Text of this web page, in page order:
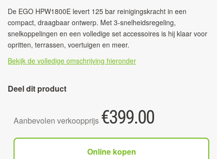
De EGO HPW1800E levert 125 bar reinigingskracht in een
compact, draagbaar ontwerp. Met 3-snelheidsregeling,
snelkoppelingen en een volledige set accessoires is hij klaar voor
opritten, terrassen, voertuigen en meer.
Bekijk de volledige omschrijving hieronder
Deel dit product
Aanbevolen verkoopprijs €399.00
Online kopen